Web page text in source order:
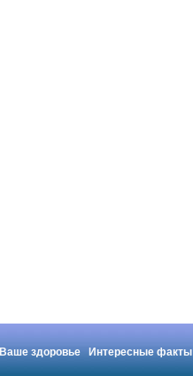
Ваше здоровье Интересные факты